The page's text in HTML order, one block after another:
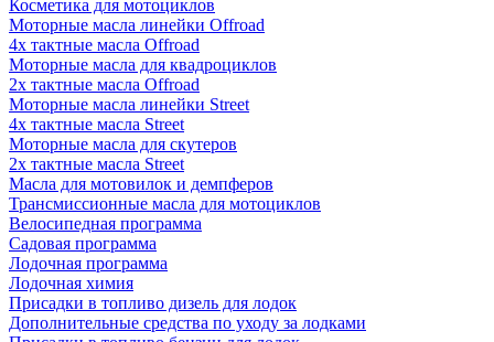
Косметика для мотоциклов
Моторные масла линейки Offroad
4х тактные масла Offroad
Моторные масла для квадроциклов
2х тактные масла Offroad
Моторные масла линейки Street
4х тактные масла Street
Моторные масла для скутеров
2х тактные масла Street
Масла для мотовилок и демпферов
Трансмиссионные масла для мотоциклов
Велосипедная программа
Садовая программа
Лодочная программа
Лодочная химия
Присадки в топливо дизель для лодок
Дополнительные средства по уходу за лодками